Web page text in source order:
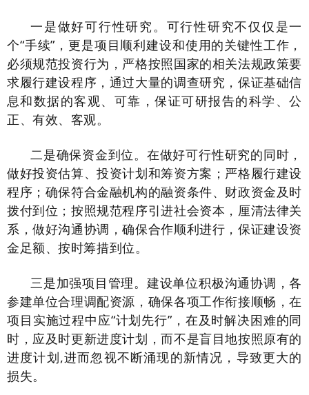
一是做好可行性研究。可行性研究不仅仅是一
个“手续”，更是项目顺利建设和使用的关键性工作，
必须规范投资行为，严格按照国家的相关法规政策要
求履行建设程序，通过大量的调查研究，保证基础信
息和数据的客观、可靠，保证可研报告的科学、公
正、有效、客观。
二是确保资金到位。在做好可行性研究的同时，
做好投资估算、投资计划和筹资方案；严格履行建设
程序；确保符合金融机构的融资条件、财政资金及时
拨付到位；按照规范程序引进社会资本，厘清法律关
系，做好沟通协调，确保合作顺利进行，保证建设资
金足额、按时筹措到位。
三是加强项目管理。建设单位积极沟通协调，各
参建单位合理调配资源，确保各项工作衔接顺畅，在
项目实施过程中应“计划先行”，在及时解决困难的同
时，应及时更新进度计划，而不是盲目地按照原有的
进度计划,进而忽视不断涌现的新情况，导致更大的
损失。